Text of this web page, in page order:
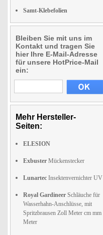
Samt-Klebefolien
Bleiben Sie mit uns im
Kontakt und tragen Sie
hier Ihre E-Mail-Adresse
für unsere HotPrice-Mail
ein:
Mehr Hersteller-
Seiten:
ELESION
Exbuster Mückenstecker
Lunartec Insektenvernichter UV
Royal Gardineer Schläuche für
Wasserhahn-Anschlüsse, mit
Spritzbrausen Zoll Meter cm mm
Meter